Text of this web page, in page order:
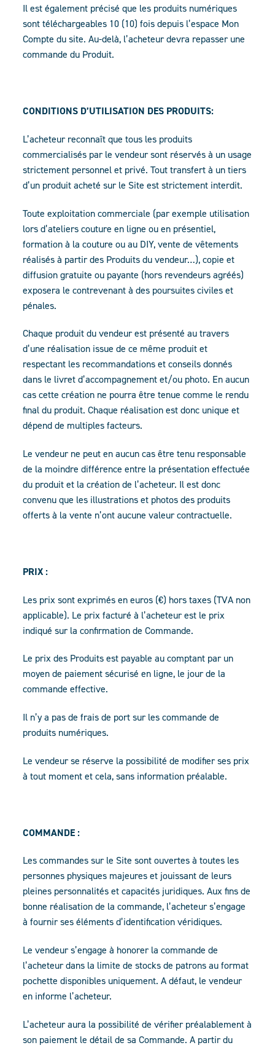
Il est également précisé que les produits numériques
sont téléchargeables 10 (10) fois depuis l’espace Mon
Compte du site. Au-delà, l’acheteur devra repasser une
commande du Produit.
CONDITIONS D’UTILISATION DES PRODUITS:
L’acheteur reconnaît que tous les produits
commercialisés par le vendeur sont réservés à un usage
strictement personnel et privé. Tout transfert à un tiers
d’un produit acheté sur le Site est strictement interdit.
Toute exploitation commerciale (par exemple utilisation
lors d’ateliers couture en ligne ou en présentiel,
formation à la couture ou au DIY, vente de vêtements
réalisés à partir des Produits du vendeur…), copie et
diffusion gratuite ou payante (hors revendeurs agréés)
exposera le contrevenant à des poursuites civiles et
pénales.
Chaque produit du vendeur est présenté au travers
d’une réalisation issue de ce même produit et
respectant les recommandations et conseils donnés
dans le livret d’accompagnement et/ou photo. En aucun
cas cette création ne pourra être tenue comme le rendu
final du produit. Chaque réalisation est donc unique et
dépend de multiples facteurs.
Le vendeur ne peut en aucun cas être tenu responsable
de la moindre différence entre la présentation effectuée
du produit et la création de l’acheteur. Il est donc
convenu que les illustrations et photos des produits
offerts à la vente n’ont aucune valeur contractuelle.
PRIX :
Les prix sont exprimés en euros (€) hors taxes (TVA non
applicable). Le prix facturé à l’acheteur est le prix
indiqué sur la confirmation de Commande.
Le prix des Produits est payable au comptant par un
moyen de paiement sécurisé en ligne, le jour de la
commande effective.
Il n’y a pas de frais de port sur les commande de
produits numériques.
Le vendeur se réserve la possibilité de modifier ses prix
à tout moment et cela, sans information préalable.
COMMANDE :
Les commandes sur le Site sont ouvertes à toutes les
personnes physiques majeures et jouissant de leurs
pleines personnalités et capacités juridiques. Aux fins de
bonne réalisation de la commande, l’acheteur s’engage
à fournir ses éléments d’identification véridiques.
Le vendeur s’engage à honorer la commande de
l’acheteur dans la limite de stocks de patrons au format
pochette disponibles uniquement. A défaut, le vendeur
en informe l’acheteur.
L’acheteur aura la possibilité de vérifier préalablement à
son paiement le détail de sa Commande. A partir du